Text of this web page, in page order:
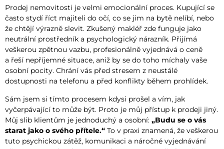
Prodej nemovitosti je velmi emocionální proces. Kupující se
často stydí říct majiteli do očí, co se jim na bytě nelíbí, nebo
že chtějí výrazně slevit. Zkušený makléř zde funguje jako
neutrální prostředník a psychologický nárazník. Přijímá
veškerou zpětnou vazbu, profesionálně vyjednává o ceně
a řeší nepříjemné situace, aniž by se do toho míchaly vaše
osobní pocity. Chrání vás před stresem z neustálé
dostupnosti na telefonu a před konflikty během prohlídek.
Sám jsem si tímto procesem kdysi prošel a vím, jak
vyčerpávající to může být. Proto je můj přístup k prodeji jiný.
Můj slib klientům je jednoduchý a osobní: „Budu se o vás
starat jako o svého přítele.“ To v praxi znamená, že veškerou
tuto psychickou zátěž, komunikaci a náročné vyjednávání